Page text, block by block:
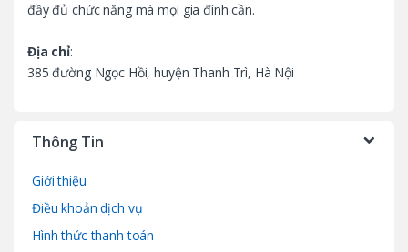
đầy đủ chức năng mà mọi gia đình cần.
Địa chỉ:
385 đường Ngọc Hồi, huyện Thanh Trì, Hà Nội
Thông Tin
Giới thiệu
Điều khoản dịch vụ
Hình thức thanh toán